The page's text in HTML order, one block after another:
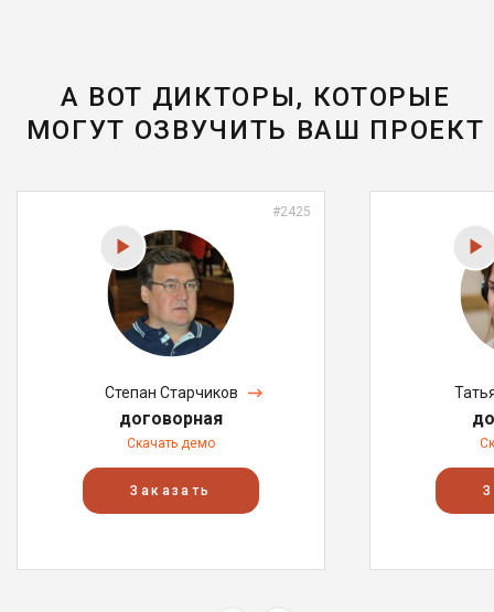
А ВОТ ДИКТОРЫ, КОТОРЫЕ
МОГУТ ОЗВУЧИТЬ ВАШ ПРОЕКТ
#2425
Степан Старчиков
договорная
Скачать демо
Заказать